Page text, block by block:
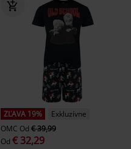
ZĽAVA 19%
Exkluzívne
OMC Od € 39,99
Od € 32,29